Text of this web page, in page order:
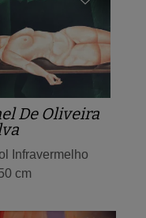
De Oliveira
Infravermelho
cm